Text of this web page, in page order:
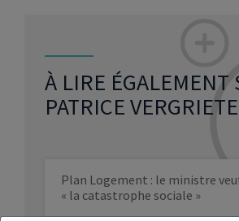
À LIRE ÉGALEMENT
PATRICE VERGRIETE
Plan Logement : le ministre
« la catastrophe sociale »